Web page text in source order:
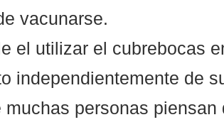
vacunarse.
el utilizar el cubrebocas
independientemente de
personas piensan